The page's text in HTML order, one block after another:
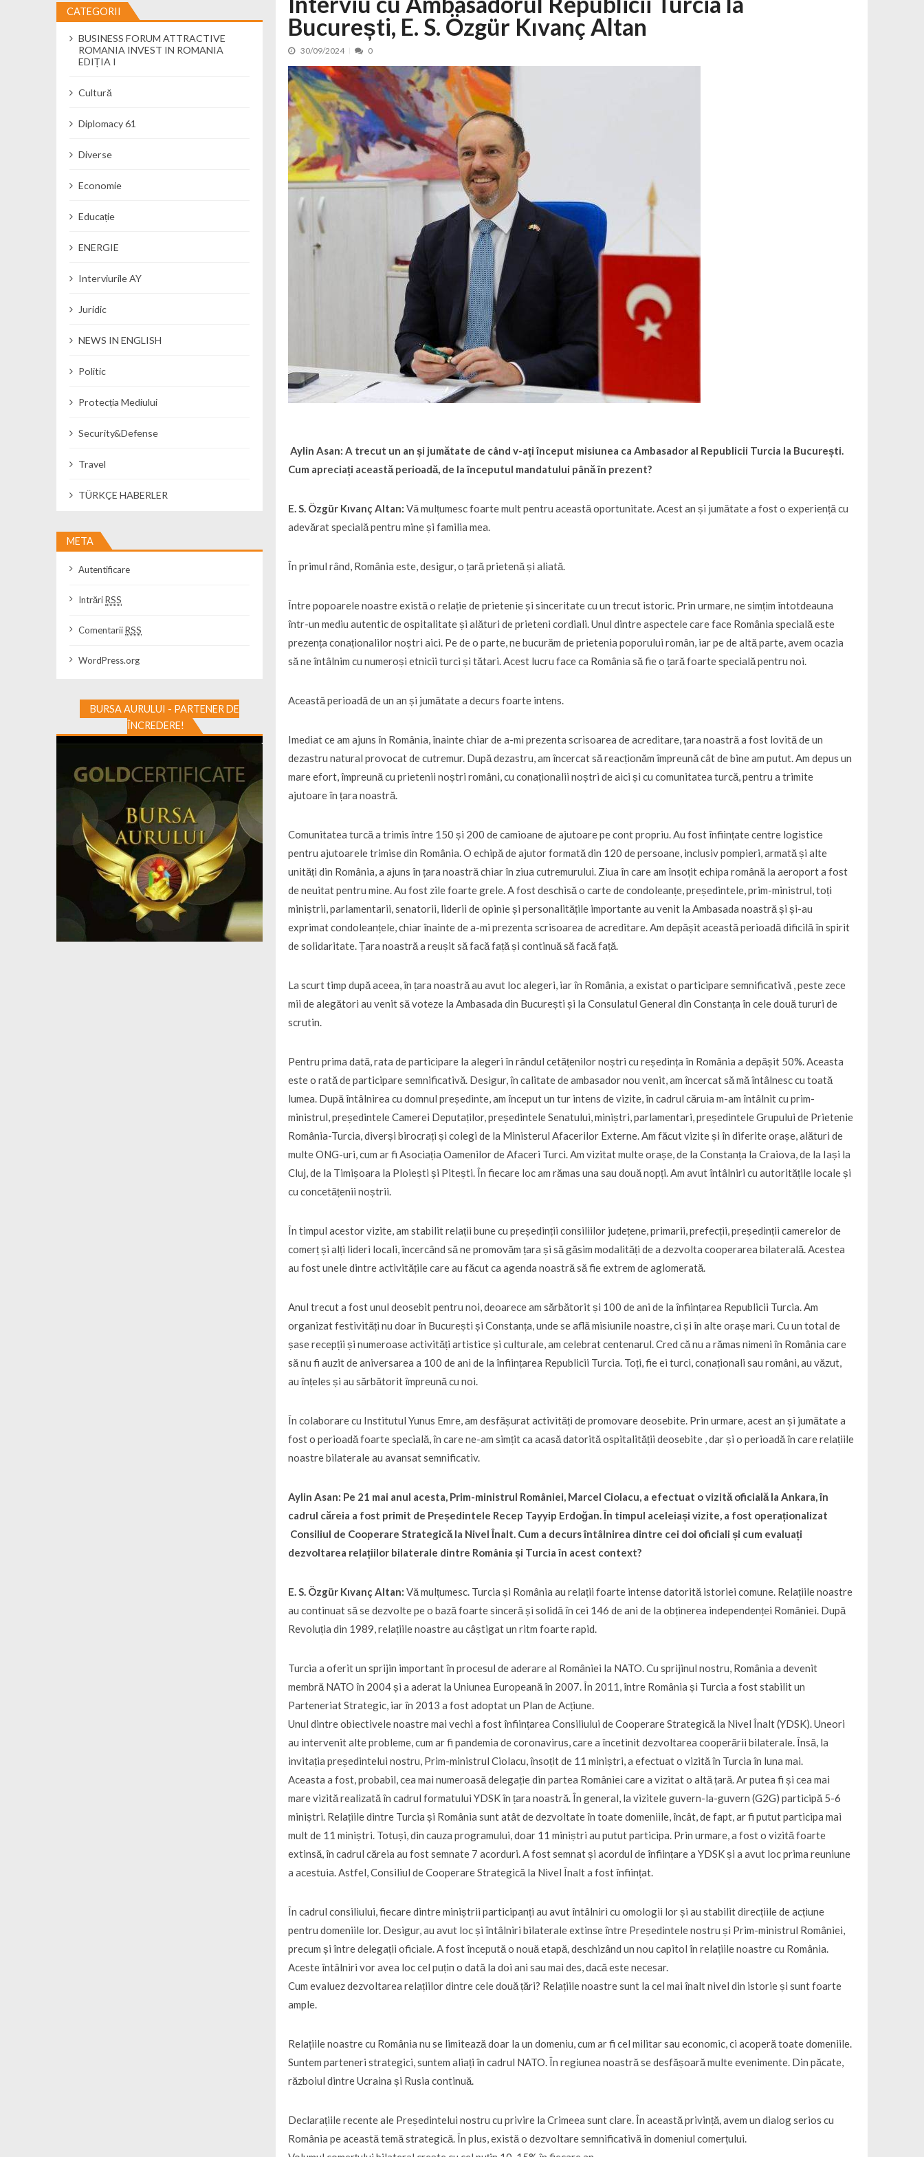
Cseke Attila: Am creat, până în prezent, peste 5.000 de noi locuri în creșe... 15/07/2026
Încă o creșă modernă pentru Alba: 40 de locuri noi la Zlatna prin Programul...
Percheziții și flagrant în Neamț: canabis descoperit într-un colet și ascu... 15/07/2026
Ministerul Apărării Naționale participă la efortul național pentru protejar... 04/08/2026
Dobânzi de pânã la 7,50% la ediția FIDELIS din luna august 04/08/2026
MMAP pune în consultare publică proiectul Catalogului național al zonelor pri... 04/08/2026
București, E. S. Özgür Kıvanç Altan
30/09/2024 0
Aylin Asan: A trecut un an și jumătate de când v-ați început misiunea ca Ambasador al Republicii Turcia la București.
Cum apreciați această perioadă, de la începutul mandatului până în prezent?
E. S. Özgür Kıvanç Altan: Vă mulțumesc foarte mult pentru această oportunitate. Acest an și jumătate a fost o experiență cu
adevărat specială pentru mine și familia mea.
În primul rând, România este, desigur, o țară prietenă și aliată.
Între popoarele noastre există o relație de prietenie și sinceritate cu un trecut istoric. Prin urmare, ne simțim întotdeauna
într-un mediu autentic de ospitalitate și alături de prieteni cordiali. Unul dintre aspectele care face România specială este
prezența conaționalilor noștri aici. Pe de o parte, ne bucurăm de prietenia poporului român, iar pe de altă parte, avem ocazia
să ne întâlnim cu numeroși etnicii turci și tătari. Acest lucru face ca România să fie o țară foarte specială pentru noi.
Această perioadă de un an și jumătate a decurs foarte intens.
Imediat ce am ajuns în România, înainte chiar de a-mi prezenta scrisoarea de acreditare, țara noastră a fost lovită de un
dezastru natural provocat de cutremur. După dezastru, am încercat să reacționăm împreună cât de bine am putut. Am depus un
mare efort, împreună cu prietenii noștri români, cu conaționalii noștri de aici și cu comunitatea turcă, pentru a trimite
ajutoare în țara noastră.
Comunitatea turcă a trimis între 150 și 200 de camioane de ajutoare pe cont propriu. Au fost înființate centre logistice
pentru ajutoarele trimise din România. O echipă de ajutor formată din 120 de persoane, inclusiv pompieri, armată și alte
unități din România, a ajuns în țara noastră chiar în ziua cutremurului. Ziua în care am însoțit echipa română la aeroport a fost
de neuitat pentru mine. Au fost zile foarte grele. A fost deschisă o carte de condoleanțe, președintele, prim-ministrul, toți
miniștrii, parlamentarii, senatorii, liderii de opinie și personalitățile importante au venit la Ambasada noastră și și-au
exprimat condoleanțele, chiar înainte de a-mi prezenta scrisoarea de acreditare. Am depășit această perioadă dificilă în spirit
de solidaritate. Țara noastră a reușit să facă față și continuă să facă față.
La scurt timp după aceea, în țara noastră au avut loc alegeri, iar în România, a existat o participare semnificativă , peste zece
mii de alegători au venit să voteze la Ambasada din București și la Consulatul General din Constanța în cele două tururi de
scrutin.
Pentru prima dată, rata de participare la alegeri în rândul cetățenilor noștri cu reședința în România a depășit 50%. Aceasta
este o rată de participare semnificativă. Desigur, în calitate de ambasador nou venit, am încercat să mă întâlnesc cu toată
lumea. După întâlnirea cu domnul președinte, am început un tur intens de vizite, în cadrul căruia m-am întâlnit cu prim-
ministrul, președintele Camerei Deputaților, președintele Senatului, miniștri, parlamentari, președintele Grupului de Prietenie
România-Turcia, diverși birocrați și colegi de la Ministerul Afacerilor Externe. Am făcut vizite și în diferite orașe, alături de
multe ONG-uri, cum ar fi Asociația Oamenilor de Afaceri Turci. Am vizitat multe orașe, de la Constanța la Craiova, de la Iași la
Cluj, de la Timișoara la Ploiești și Pitești. În fiecare loc am rămas una sau două nopți. Am avut întâlniri cu autoritățile locale și
cu concetățenii noștrii.
În timpul acestor vizite, am stabilit relații bune cu președinții consiliilor județene, primarii, prefecții, președinții camerelor de
comerț și alți lideri locali, încercând să ne promovăm țara și să găsim modalități de a dezvolta cooperarea bilaterală. Acestea
au fost unele dintre activitățile care au făcut ca agenda noastră să fie extrem de aglomerată.
Anul trecut a fost unul deosebit pentru noi, deoarece am sărbătorit și 100 de ani de la înființarea Republicii Turcia. Am
organizat festivități nu doar în București și Constanța, unde se află misiunile noastre, ci și în alte orașe mari. Cu un total de
șase recepții și numeroase activități artistice și culturale, am celebrat centenarul. Cred că nu a rămas nimeni în România care
să nu fi auzit de aniversarea a 100 de ani de la înființarea Republicii Turcia. Toți, fie ei turci, conaționali sau români, au văzut,
au înțeles și au sărbătorit împreună cu noi.
În colaborare cu Institutul Yunus Emre, am desfășurat activități de promovare deosebite. Prin urmare, acest an și jumătate a
fost o perioadă foarte specială, în care ne-am simțit ca acasă datorită ospitalității deosebite , dar și o perioadă în care relațiile
noastre bilaterale au avansat semnificativ.
Aylin Asan: Pe 21 mai anul acesta, Prim-ministrul României, Marcel Ciolacu, a efectuat o vizită oficială la Ankara, în
cadrul căreia a fost primit de Președintele Recep Tayyip Erdoğan. În timpul aceleiași vizite, a fost operaționalizat
Consiliul de Cooperare Strategică la Nivel Înalt. Cum a decurs întâlnirea dintre cei doi oficiali și cum evaluați
dezvoltarea relațiilor bilaterale dintre România și Turcia în acest context?
E.S. Özgür Kıvanç Altan: Vă mulțumesc. Turcia și România au relații foarte intense datorită istoriei comune. Relațiile noastre
au continuat să se dezvolte pe o bază foarte sinceră și solidă în cei 146 de ani de la obținerea independenței României. După
Revoluția din 1989, relațiile noastre au câștigat un ritm foarte rapid.
Turcia a oferit un sprijin important în procesul de aderare al României la NATO. Cu sprijinul nostru, România a devenit
membră NATO în 2004 și a aderat la Uniunea Europeană în 2007. În 2011, între România și Turcia a fost stabilit un
Parteneriat Strategic, iar în 2013 a fost adoptat un Plan de Acțiune.
Unul dintre obiectivele noastre mai vechi a fost înființarea Consiliului de Cooperare Strategică la Nivel Înalt (YDSK). Uneori
au intervenit alte probleme, cum ar fi pandemia de coronavirus, care a încetinit dezvoltarea cooperării bilaterale. Însă, la
invitația președintelui nostru, Prim-ministrul Ciolacu, însoțit de 11 miniștri, a efectuat o vizită în Turcia în luna mai.
Aceasta a fost, probabil, cea mai numeroasă delegație din partea României care a vizitat o altă țară. Ar putea fi și cea mai
mare vizită realizată în cadrul formatului YDSK în țara noastră. În general, la vizitele guvern-la-guvern (G2G) participă 5-6
miniștri. Relațiile dintre Turcia și România sunt atât de dezvoltate în toate domeniile, încât, de fapt, ar fi putut participa mai
mult de 11 miniștri. Totuși, din cauza programului, doar 11 miniștri au putut participa. Prin urmare, a fost o vizită foarte
extinsă, în cadrul căreia au fost semnate 7 acorduri. A fost semnat și acordul de înființare a YDSK și a avut loc prima reuniune
a acestuia. Astfel, Consiliul de Cooperare Strategică la Nivel Înalt a fost înființat.
În cadrul consiliului, fiecare dintre miniștrii participanți au avut întâlniri cu omologii lor și au stabilit direcțiile de acțiune
pentru domeniile lor. Desigur, au avut loc și întâlniri bilaterale extinse între Președintele nostru și Prim-ministrul României,
precum și între delegații oficiale. A fost începută o nouă etapă, deschizând un nou capitol în relațiile noastre cu România.
Aceste întâlniri vor avea loc cel puțin o dată la doi ani sau mai des, dacă este necesar.
Cum evaluez dezvoltarea relațiilor dintre cele două țări? Relațiile noastre sunt la cel mai înalt nivel din istorie și sunt foarte
ample.
Relațiile noastre cu România nu se limitează doar la un domeniu, cum ar fi cel militar sau economic, ci acoperă toate domeniile.
Suntem parteneri strategici, suntem aliați în cadrul NATO. În regiunea noastră se desfășoară multe evenimente. Din păcate,
războiul dintre Ucraina și Rusia continuă.
Declarațiile recente ale Președintelui nostru cu privire la Crimeea sunt clare. În această privință, avem un dialog serios cu
România pe această temă strategică. În plus, există o dezvoltare semnificativă în domeniul comerțului.
CATEGORII
BUSINESS FORUM ATTRACTIVE
ROMANIA INVEST IN ROMANIA
EDIȚIA I
Cultură
Diplomacy 61
Diverse
Economie
Educație
ENERGIE
Interviurile AY
Juridic
NEWS IN ENGLISH
Politic
Protecția Mediului
Security&Defense
Travel
TÜRKÇE HABERLER
META
Autentificare
IntrăriRSS
ComentariiRSS
WordPress.org
BURSA AURULUI - PARTENER DE
ÎNCREDERE!